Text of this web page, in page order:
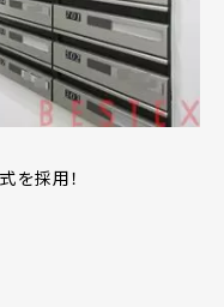
を採用！